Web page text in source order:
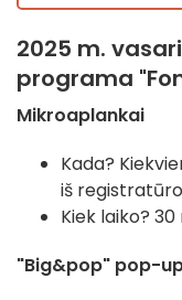
2025 m.
programa
Mikroaplankai
Kada?
iš
Kiek laiko?
"Big&pop" pop-